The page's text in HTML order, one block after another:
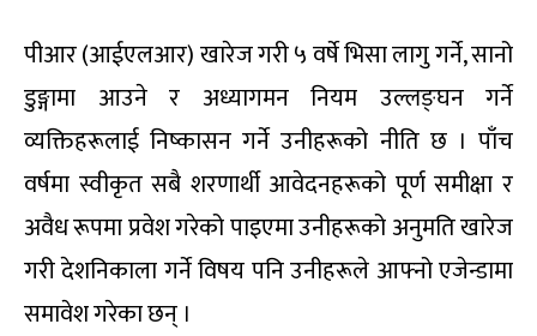
पीआर (आईएलआर) खारेज गरी ५ वर्षे भिसा लागु गर्ने, सानो
डुङ्गामा आउने र अध्यागमन नियम उल्लङ्घन गर्ने
व्यक्तिहरूलाई निष्कासन गर्ने उनीहरूको नीति छ । पाँच
वर्षमा स्वीकृत सबै शरणार्थी आवेदनहरूको पूर्ण समीक्षा र
अवैध रूपमा प्रवेश गरेको पाइएमा उनीहरूको अनुमति खारेज
गरी देशनिकाला गर्ने विषय पनि उनीहरूले आफ्नो एजेन्डामा
समावेश गरेका छन् ।